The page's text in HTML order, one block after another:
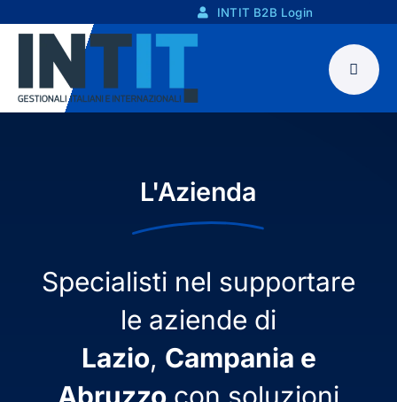
INTIT B2B Login
L'Azienda
Specialisti nel supportare
le aziende di
Lazio, Campania e